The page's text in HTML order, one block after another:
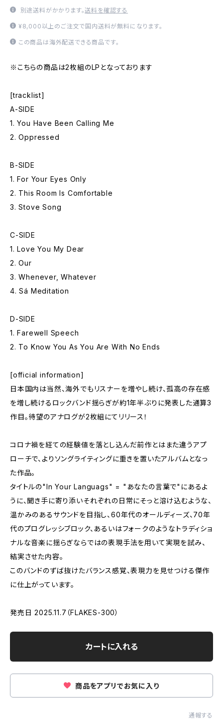
別途送料がかかります。送料を確認する
¥8,000以上のご注文で国内送料が無料になります。
この商品は海外配送できる商品です。
※こちらの商品は2枚組のLPとなっております
[tracklist]
A-SIDE
1. You Have Been Calling Me
2. Oppressed
B-SIDE
1. For Your Eyes Only
2. This Room Is Comfortable
3. Stove Song
C-SIDE
1. Love You My Dear
2. Our
3. Whenever, Whatever
4. Sá Meditation
D-SIDE
1. Farewell Speech
2. To Know You As You Are With No Ends
[official information]
日本国内は当然、海外でもリスナーを増やし続け、孤高の存在感
を増し続けるロックバンド揺らぎが約1年半ぶりに発表した通算3
作目。待望のアナログが2枚組にてリリース！
コロナ禍を経ての経験値を落とし込んだ前作とはまた違うアプ
ローチで、よりソングライティングに重きを置いたアルバムとなっ
た作品。
タイトルの"In Your Languags" = "あなたの言葉で"にあるよ
うに、聞き手に寄り添いそれぞれの日常にそっと溶け込むような、
温かみのあるサウンドを目指し、60年代のオールディーズ、70年
代のプログレッシブロック、あるいはフォークのようなトラディショ
ナルな音楽に揺らぎならではの表現手法を用いて実現を試み、
結実させた内容。
このバンドのずば抜けたバランス感覚、表現力を見せつける傑作
に仕上がっています。
発売日 2025.11.7（FLAKES-300）
カートに入れる
商品をアプリでお気に入り
通報する